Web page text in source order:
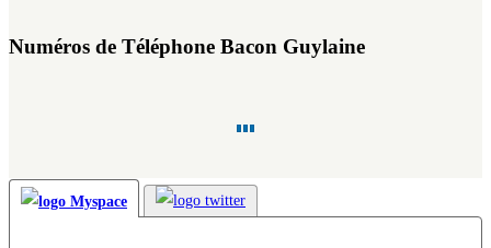
Numéros de Téléphone Bacon Guylaine